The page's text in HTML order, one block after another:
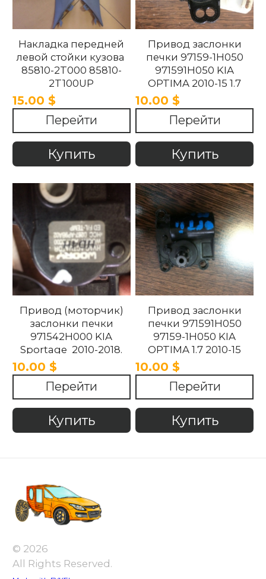
Накладка передней
левой стойки кузова
85810-2T000 85810-
2T100UP
858102T100UP
858102T000 Kia
Optima 2010 -2015.
15.00 $
Перейти
Купить
Привод заслонки
печки 97159-1H050
971591H050 KIA
OPTIMA 2010-15 1.7
10.00 $
Перейти
Купить
Привод (моторчик)
заслонки печки
971542H000 KIA
Sportage 2010-2018.
10.00 $
Перейти
Купить
Привод заслонки
печки 971591H050
97159-1H050 KIA
OPTIMA 1.7 2010-15
10.00 $
Перейти
Купить
© 2026
All Rights Reserved.